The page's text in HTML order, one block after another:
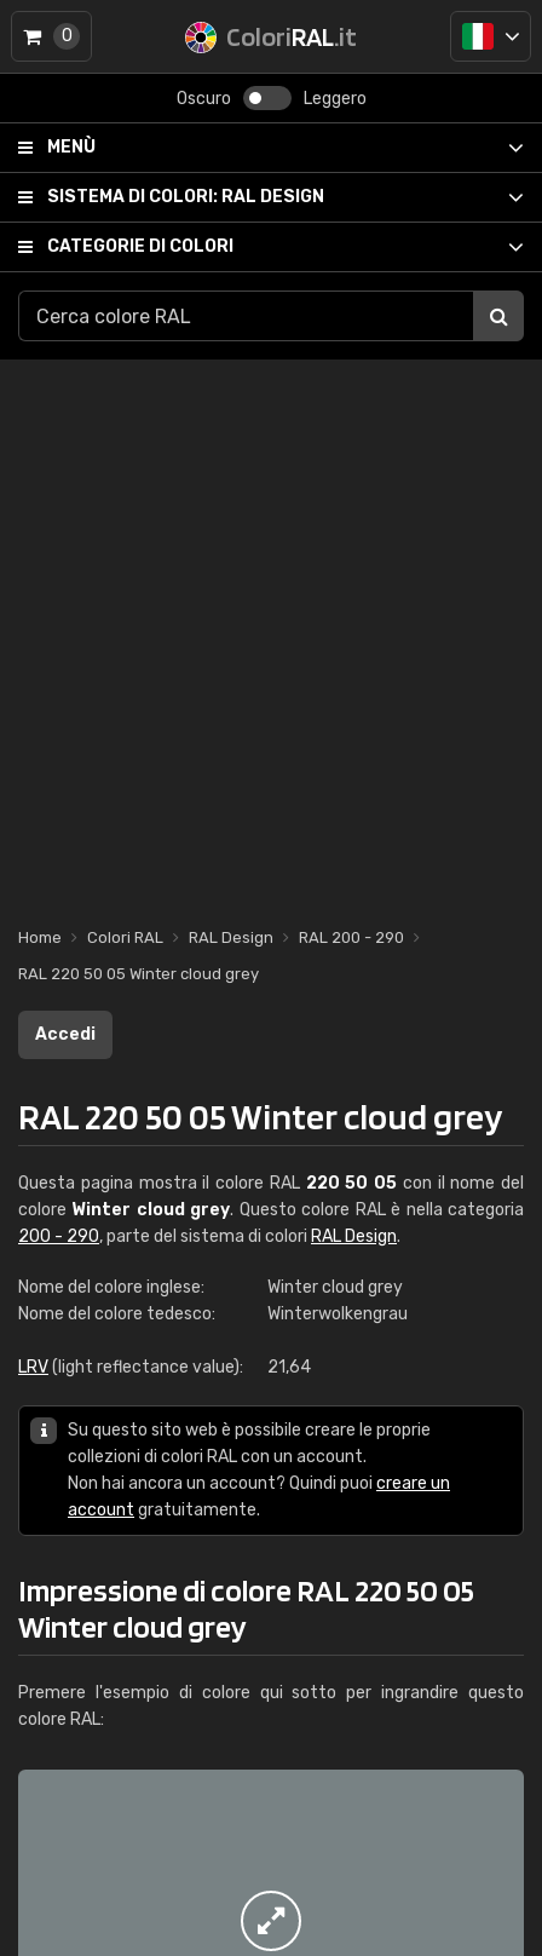
ColoriRAL.it
Oscuro Leggero
MENÙ
SISTEMA DI COLORI: RAL DESIGN
CATEGORIE DI COLORI
0
Home Colori RAL RAL Design
RAL 200 - 290
RAL 220 50 05 Winter cloud grey
Accedi
RAL 220 50 05 Winter cloud grey
Questa pagina mostra il colore RAL 220 50 05 con il nome del
colore Winter cloud grey. Questo colore RAL è nella categoria
200 - 290, parte del sistema di colori RAL Design.
Nome del colore inglese:
Winter cloud grey
Nome del colore tedesco:
Winterwolkengrau
LRV(light reflectance value): 21,64
Su questo sito web è possibile creare le proprie
collezioni di colori RAL con un account.
Non hai ancora un account? Quindi puoi creare un
account gratuitamente.
Impressione di colore RAL 220 50 05
Winter cloud grey
Premere l'esempio di colore qui sotto per ingrandire questo
colore RAL: